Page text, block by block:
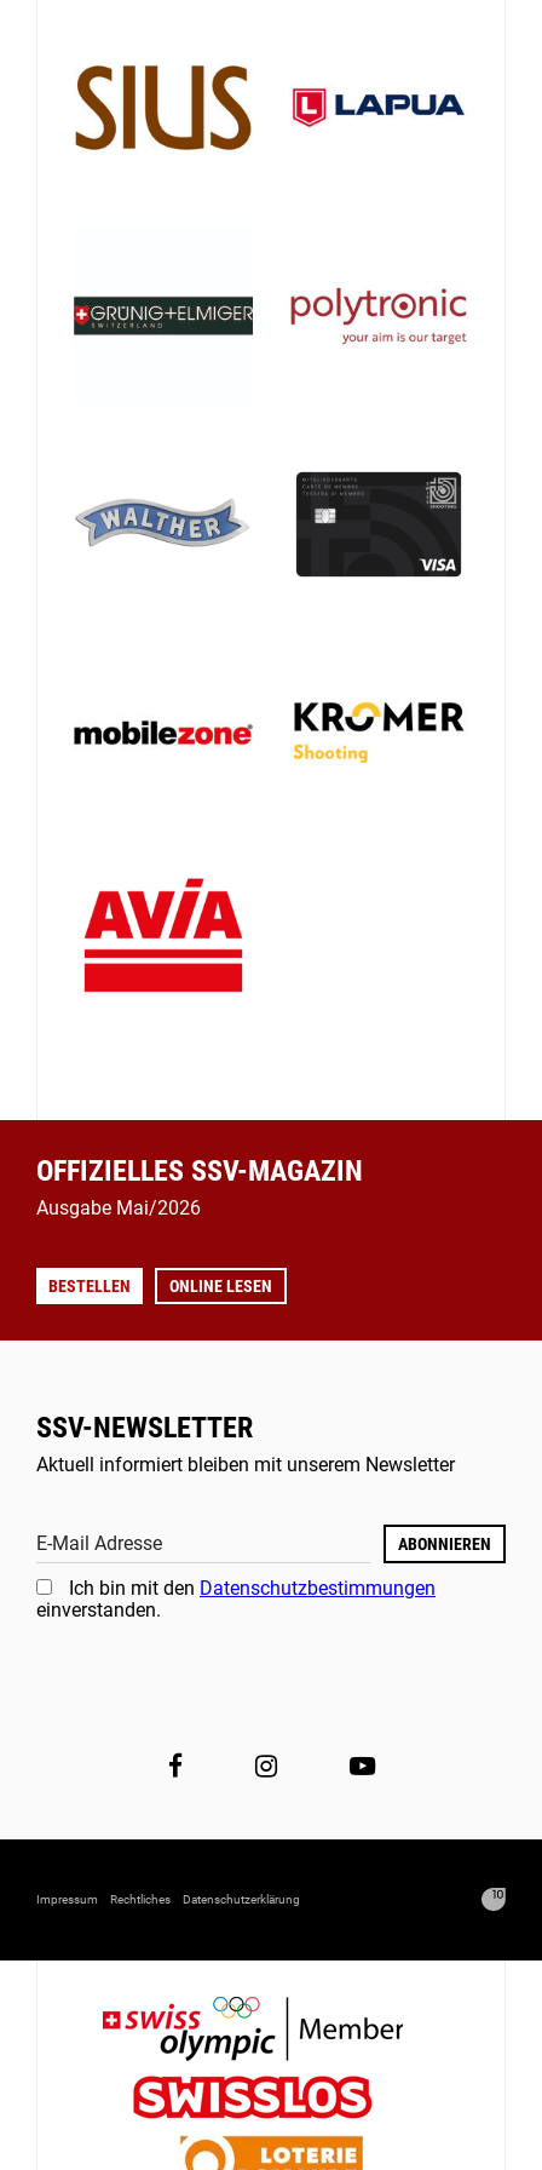
OFFIZIELLES SSV-MAGAZIN
Ausgabe Mai/2026
BESTELLEN ONLINE LESEN
SSV-NEWSLETTER
Aktuell informiert bleiben mit unserem Newsletter
E-Mail Adresse ABONNIEREN
Ich bin mit den Datenschutzbestimmungen
einverstanden.
Impressum Rechtliches Datenschutzerklärung